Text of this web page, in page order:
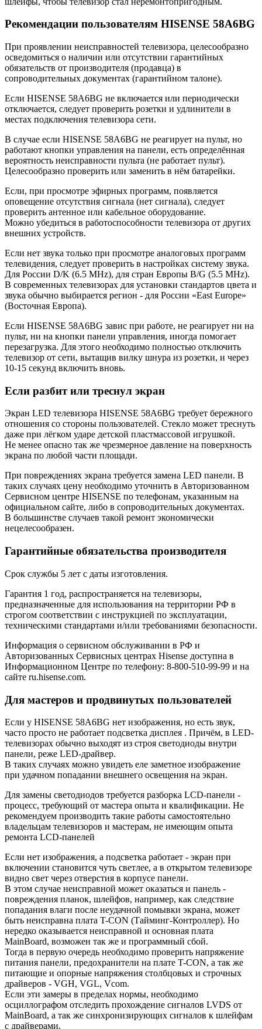
Рекомендации пользователям HISENSE 58A6BG
При проявлении неисправностей телевизора, целесообразно
осведомиться о наличии или отсутствии гарантийных
обязательств от производителя (продавца) в
сопроводительных документах (гарантийном талоне).
Если HISENSE 58A6BG не включается или периодически
отключается, следует проверить розетки и удлинители в
местах подключения телевизора сети.
В случае если HISENSE 58A6BG не реагирует на пульт, но
работают кнопки управления на панели, есть определённая
вероятность неисправности пульта (не работает пульт).
Целесообразно проверить или заменить в нём батарейки.
Если, при просмотре эфирных программ, появляется
оповещение отсутствия сигнала (нет сигнала), следует
проверить антенное или кабельное оборудование.
Можно убедиться в работоспособности телевизора от других
внешних устройств.
Если нет звука только при просмотре аналоговых программ
телевидения, следует проверить в настройках систему звука.
Для России D/K (6.5 MHz), для стран Европы B/G (5.5 MHz).
В современных телевизорах для установки стандартов цвета и
звука обычно выбирается регион - для России «East Europe»
(Восточная Европа).
Если HISENSE 58A6BG завис при работе, не реагирует ни на
пульт, ни на кнопки панели управления, иногда помогает
перезагрузка. Для этого необходимо полностью отключить
телевизор от сети, вытащив вилку шнура из розетки, и через
10-15 секунд включить вновь.
Если разбит или треснул экран
Экран LED телевизора HISENSE 58A6BG требует бережного
отношения со стороны пользователей. Стекло может треснуть
даже при лёгком ударе детской пластмассовой игрушкой.
Не менее опасно так же чрезмерное давление на поверхность
экрана по любой части площади.
При повреждениях экрана требуется замена LED панели. В
таких случаях цену необходимо уточнить в Авторизованном
Сервисном центре HISENSE по телефонам, указанным на
официальном сайте, либо в сопроводительных документах.
В большинстве случаев такой ремонт экономически
нецелесообразен.
Гарантийные обязательства производителя
Срок службы 5 лет с даты изготовления.
Гарантия 1 год, распространяется на телевизоры,
предназначенные для использования на территории РФ в
строгом соответствии с инструкцией по эксплуатации,
техническими стандартами и/или требованиями безопасности.
Информация о сервисном обслуживании в РФ и
Авторизованных Сервисных центрах Hisense доступна в
Информационном Центре по телефону: 8-800-510-99-99 и на
сайте ru.hisense.com.
Для мастеров и продвинутых пользователей
Если у HISENSE 58A6BG нет изображения, но есть звук,
часто просто не работает подсветка дисплея . Причём, в LED-
телевизорах обычно выходят из строя светодиоды внутри
панели, реже LED-драйвер.
В таких случаях можно увидеть еле заметное изображение
при удачном попадании внешнего освещения на экран.
Для замены светодиодов требуется разборка LCD-панели -
процесс, требующий от мастера опыта и квалификации. Не
рекомендуем производить такие работы самостоятельно
владельцам телевизоров и мастерам, не имеющим опыта
ремонта LCD-панелей
Если нет изображения, а подсветка работает - экран при
включении становится чуть светлее, а в открытом телевизоре
видно свет через отверстия в корпусе панели.
В этом случае неисправной может оказаться и панель -
повреждения планок, шлейфов, например, как следствие
попадания влаги после неудачной помывки экрана, может
быть неисправна плата T-CON (Тайминг-Контроллер). Но
нередко оказывается неисправной и основная плата
MainBoard, возможен так же и программный сбой.
Тогда в первую очередь необходимо проверить напряжение
питания панели, предохранители на плате T-CON, а так же
питающие и опорные напряжения столбцовых и строчных
драйверов - VGH, VGL, Vcom.
Если эти замеры в пределах нормы, необходимо
осциллографом отследить прохождение сигналов LVDS от
MainBoard, а так же синхронизирующих сигналов к шлейфам
с драйверами.